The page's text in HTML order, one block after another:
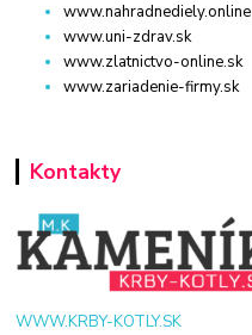
www.nahradnediely.online
www.uni-zdrav.sk
www.zlatnictvo-online.sk
www.zariadenie-firmy.sk
Kontakty
WWW.KRBY-KOTLY.SK